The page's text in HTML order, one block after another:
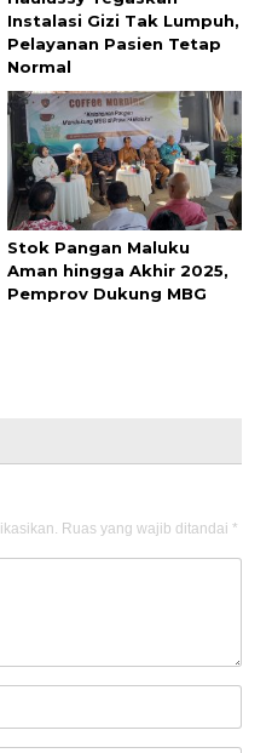
Instalasi Gizi Tak Lumpuh,
Pelayanan Pasien Tetap
Normal
Stok Pangan Maluku
Aman hingga Akhir 2025,
Pemprov Dukung MBG
Ruas yang wajib ditandai *